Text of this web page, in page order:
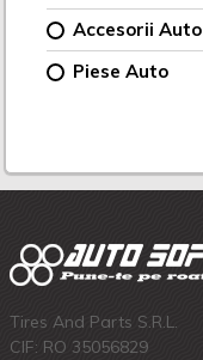
Accesorii Auto
Piese Auto
Tires And Parts S.R.L.
CIF: RO 35056829